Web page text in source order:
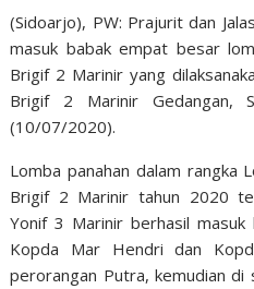
(Sidoarjo), PW: Prajurit dan
masuk babak empat besar
Brigif 2 Marinir yang
Brigif 2 Marinir Gedangan,
(10/07/2020).
Lomba panahan dalam rangka
Brigif 2 Marinir tahun 2020
Yonif 3 Marinir berhasil
Kopda Mar Hendri dan
perorangan Putra, kemudian